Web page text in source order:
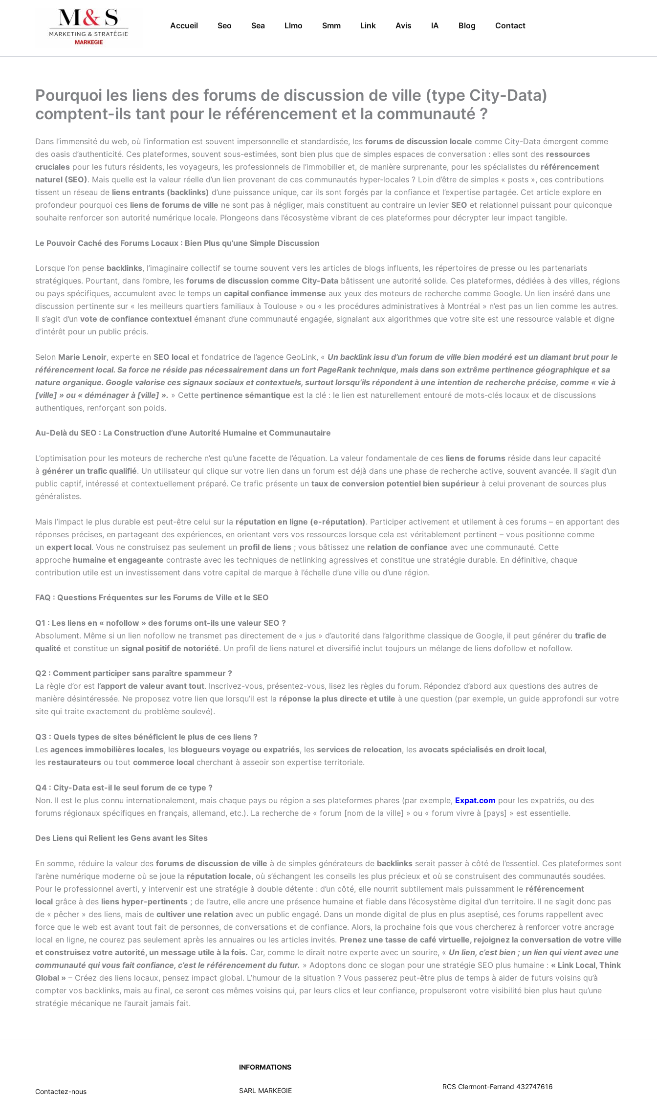
Accueil Seo Sea Llmo Smm Link Avis IA Blog Contact
Pourquoi les liens des forums de discussion de ville (type City-Data)
comptent-ils tant pour le référencement et la communauté ?
Dans l’immensité du web, où l’information est souvent impersonnelle et standardisée, les forums de discussion locale comme City-Data émergent comme
des oasis d’authenticité. Ces plateformes, souvent sous-estimées, sont bien plus que de simples espaces de conversation : elles sont des ressources
cruciales pour les futurs résidents, les voyageurs, les professionnels de l’immobilier et, de manière surprenante, pour les spécialistes du référencement
naturel (SEO). Mais quelle est la valeur réelle d’un lien provenant de ces communautés hyper-locales ? Loin d’être de simples « posts », ces contributions
tissent un réseau de liens entrants (backlinks) d’une puissance unique, car ils sont forgés par la confiance et l’expertise partagée. Cet article explore en
profondeur pourquoi ces liens de forums de ville ne sont pas à négliger, mais constituent au contraire un levier SEO et relationnel puissant pour quiconque
souhaite renforcer son autorité numérique locale. Plongeons dans l’écosystème vibrant de ces plateformes pour décrypter leur impact tangible.
Le Pouvoir Caché des Forums Locaux : Bien Plus qu’une Simple Discussion
Lorsque l’on pense backlinks, l’imaginaire collectif se tourne souvent vers les articles de blogs influents, les répertoires de presse ou les partenariats
stratégiques. Pourtant, dans l’ombre, les forums de discussion comme City-Data bâtissent une autorité solide. Ces plateformes, dédiées à des villes, régions
ou pays spécifiques, accumulent avec le temps un capital confiance immense aux yeux des moteurs de recherche comme Google. Un lien inséré dans une
discussion pertinente sur « les meilleurs quartiers familiaux à Toulouse » ou « les procédures administratives à Montréal » n’est pas un lien comme les autres.
Il s’agit d’un vote de confiance contextuel émanant d’une communauté engagée, signalant aux algorithmes que votre site est une ressource valable et digne
d’intérêt pour un public précis.
Selon Marie Lenoir, experte en SEO local et fondatrice de l’agence GeoLink, « Un backlink issu d’un forum de ville bien modéré est un diamant brut pour le
référencement local. Sa force ne réside pas nécessairement dans un fort PageRank technique, mais dans son extrême pertinence géographique et sa
nature organique. Google valorise ces signaux sociaux et contextuels, surtout lorsqu’ils répondent à une intention de recherche précise, comme « vie à
[ville] » ou « déménager à [ville] ». » Cette pertinence sémantique est la clé : le lien est naturellement entouré de mots-clés locaux et de discussions
authentiques, renforçant son poids.
Au-Delà du SEO : La Construction d’une Autorité Humaine et Communautaire
L’optimisation pour les moteurs de recherche n’est qu’une facette de l’équation. La valeur fondamentale de ces liens de forums réside dans leur capacité
à générer un trafic qualifié. Un utilisateur qui clique sur votre lien dans un forum est déjà dans une phase de recherche active, souvent avancée. Il s’agit d’un
public captif, intéressé et contextuellement préparé. Ce trafic présente un taux de conversion potentiel bien supérieur à celui provenant de sources plus
généralistes.
Mais l’impact le plus durable est peut-être celui sur la réputation en ligne (e-réputation). Participer activement et utilement à ces forums – en apportant des
réponses précises, en partageant des expériences, en orientant vers vos ressources lorsque cela est véritablement pertinent – vous positionne comme
un expert local. Vous ne construisez pas seulement un profil de liens ; vous bâtissez une relation de confiance avec une communauté. Cette
approche humaine et engageante contraste avec les techniques de netlinking agressives et constitue une stratégie durable. En définitive, chaque
contribution utile est un investissement dans votre capital de marque à l’échelle d’une ville ou d’une région.
FAQ : Questions Fréquentes sur les Forums de Ville et le SEO
Q1 : Les liens en « nofollow » des forums ont-ils une valeur SEO ?
Absolument. Même si un lien nofollow ne transmet pas directement de « jus » d’autorité dans l’algorithme classique de Google, il peut générer du trafic de
qualité et constitue un signal positif de notoriété. Un profil de liens naturel et diversifié inclut toujours un mélange de liens dofollow et nofollow.
Q2 : Comment participer sans paraître spammeur ?
La règle d’or est l’apport de valeur avant tout. Inscrivez-vous, présentez-vous, lisez les règles du forum. Répondez d’abord aux questions des autres de
manière désintéressée. Ne proposez votre lien que lorsqu’il est la réponse la plus directe et utile à une question (par exemple, un guide approfondi sur votre
site qui traite exactement du problème soulevé).
Q3 : Quels types de sites bénéficient le plus de ces liens ?
Les agences immobilières locales, les blogueurs voyage ou expatriés, les services de relocation, les avocats spécialisés en droit local,
les restaurateurs ou tout commerce local cherchant à asseoir son expertise territoriale.
Q4 : City-Data est-il le seul forum de ce type ?
Non. Il est le plus connu internationalement, mais chaque pays ou région a ses plateformes phares (par exemple, Expat.com pour les expatriés, ou des
forums régionaux spécifiques en français, allemand, etc.). La recherche de « forum [nom de la ville] » ou « forum vivre à [pays] » est essentielle.
Des Liens qui Relient les Gens avant les Sites
En somme, réduire la valeur des forums de discussion de ville à de simples générateurs de backlinks serait passer à côté de l’essentiel. Ces plateformes sont
l’arène numérique moderne où se joue la réputation locale, où s’échangent les conseils les plus précieux et où se construisent des communautés soudées.
Pour le professionnel averti, y intervenir est une stratégie à double détente : d’un côté, elle nourrit subtilement mais puissamment le référencement
local grâce à des liens hyper-pertinents ; de l’autre, elle ancre une présence humaine et fiable dans l’écosystème digital d’un territoire. Il ne s’agit donc pas
de « pêcher » des liens, mais de cultiver une relation avec un public engagé. Dans un monde digital de plus en plus aseptisé, ces forums rappellent avec
force que le web est avant tout fait de personnes, de conversations et de confiance. Alors, la prochaine fois que vous chercherez à renforcer votre ancrage
local en ligne, ne courez pas seulement après les annuaires ou les articles invités. Prenez une tasse de café virtuelle, rejoignez la conversation de votre ville
et construisez votre autorité, un message utile à la fois. Car, comme le dirait notre experte avec un sourire, « Un lien, c’est bien ; un lien qui vient avec une
communauté qui vous fait confiance, c’est le référencement du futur. » Adoptons donc ce slogan pour une stratégie SEO plus humaine : « Link Local, Think
Global » – Créez des liens locaux, pensez impact global. L’humour de la situation ? Vous passerez peut-être plus de temps à aider de futurs voisins qu’à
compter vos backlinks, mais au final, ce seront ces mêmes voisins qui, par leurs clics et leur confiance, propulseront votre visibilité bien plus haut qu’une
stratégie mécanique ne l’aurait jamais fait.
Contactez-nous
INFORMATIONS
SARL MARKEGIE
RCS Clermont-Ferrand 432747616